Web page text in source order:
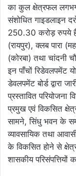
का कुल क्षेत्रफल
संशोधित गाइडलाइन
250.30 करोड़ रुपये
(रायपुर), क्लब पारा
(कोरबा) तथा चांदनी
इन पाँचों रिडेवलपमेंट
डेवलपमेंट बोर्ड द्वारा
प्रस्तावित परियोजना
प्रमुख एवं विकसित
सामने, सिंधु भवन के
व्यावसायिक तथा
के विकसित होने से
शासकीय परिसंपत्तियों